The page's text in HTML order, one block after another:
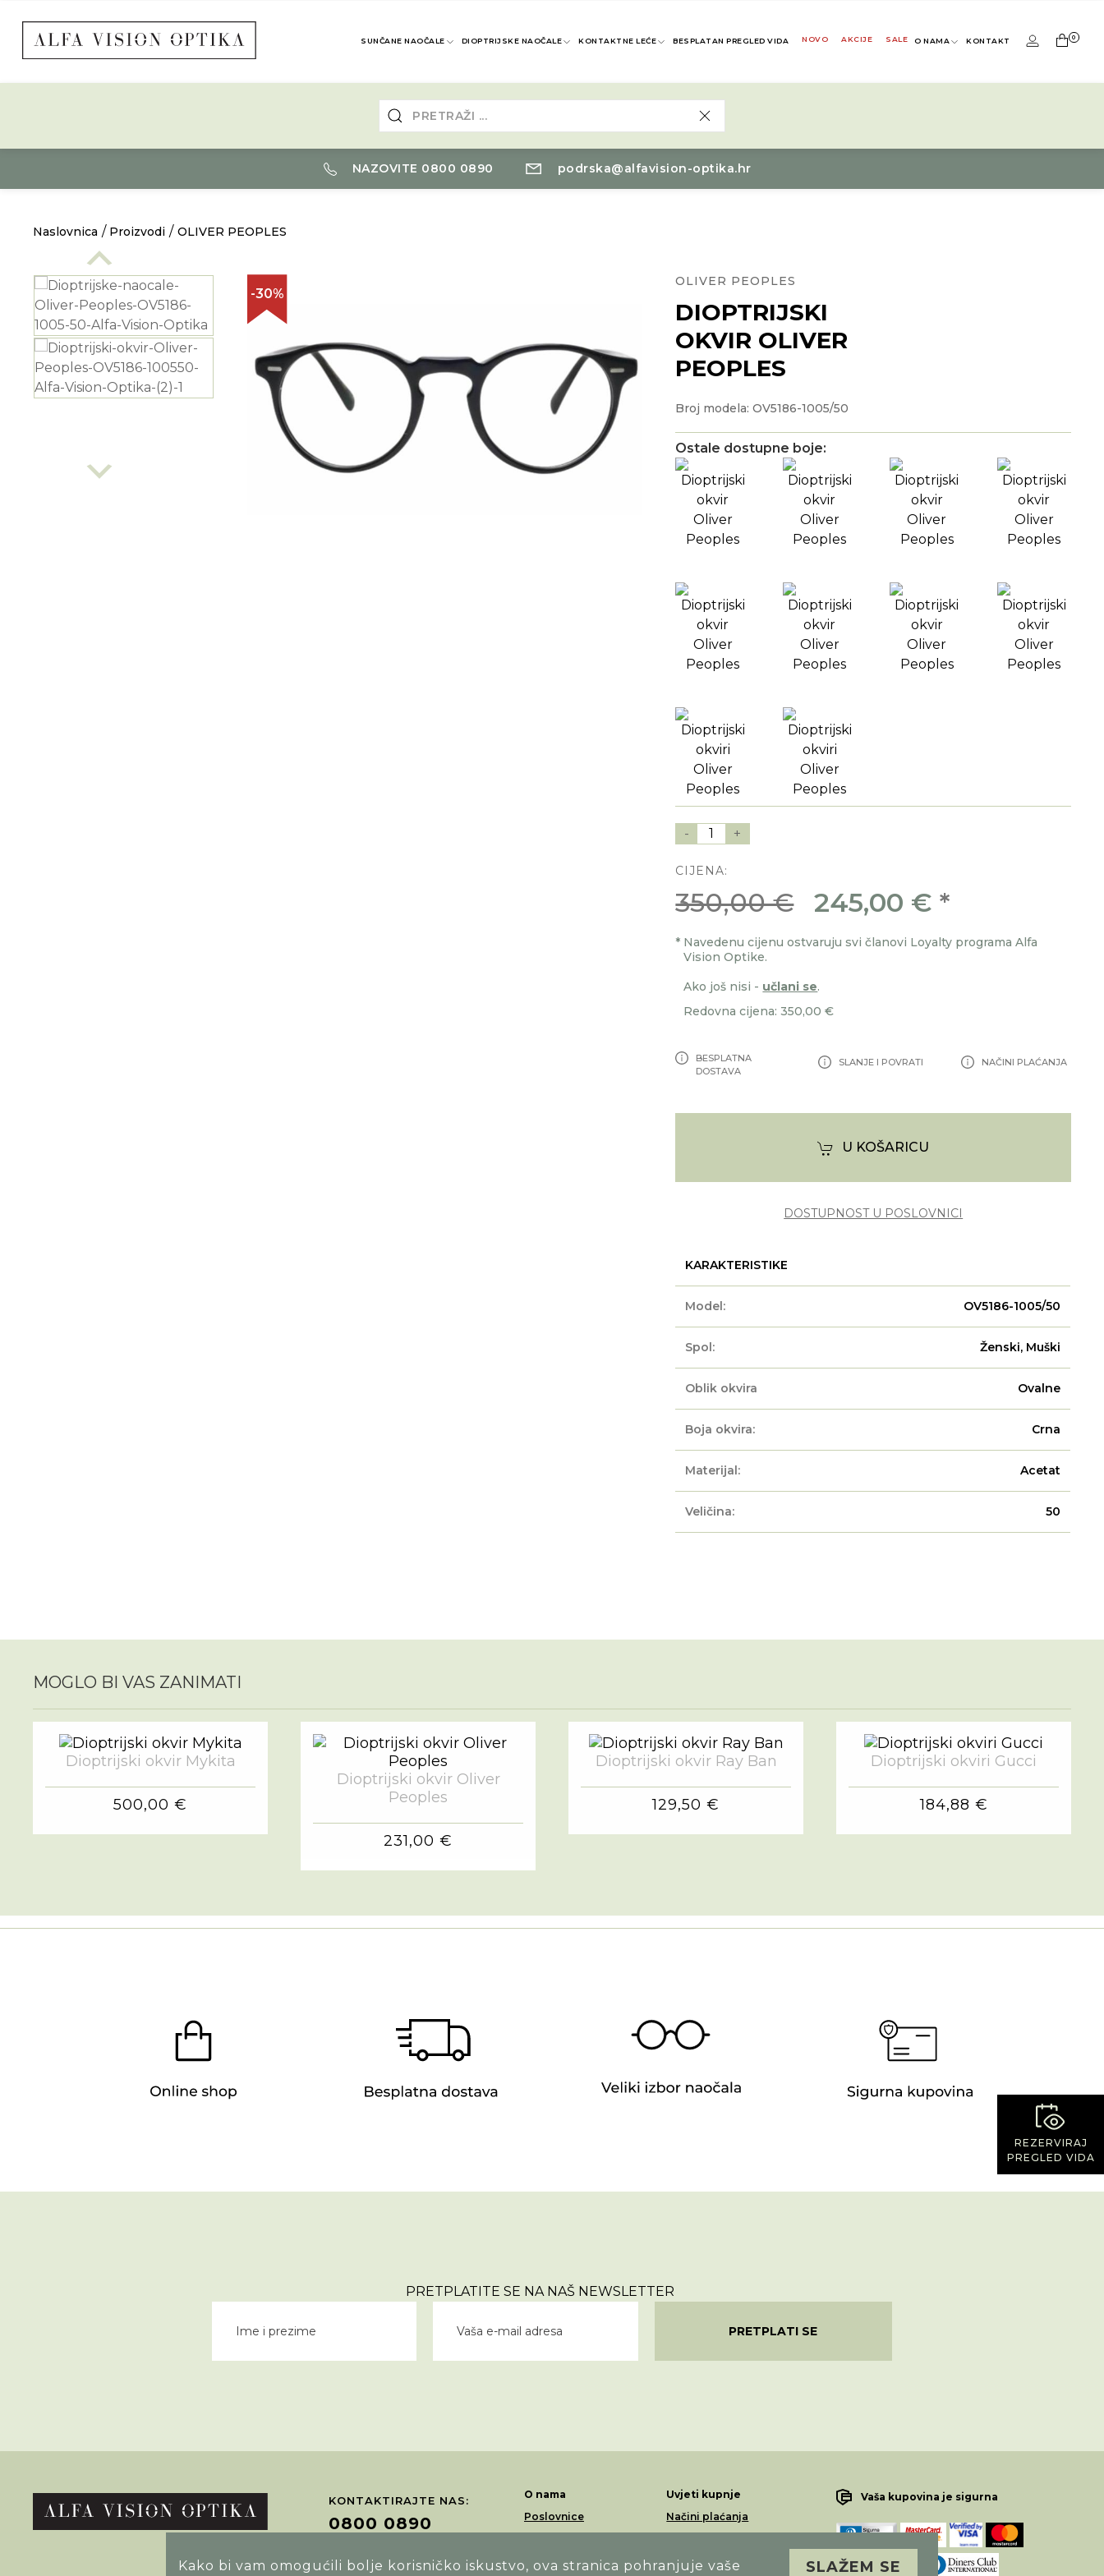
Kako bi vam omogućili bolje korisničko iskustvo, ova stranica pohranjuje vaše SLAŽEM SE
SUNČANE NAOČALE DIOPTRIJSKE NAOČALE KONTAKTNE LEĆE BESPLATAN PREGLED VIDA NOVO AKCIJE SALE O NAMA KONTAKT 0
NAZOVITE 0800 0890 podrska@alfavision-optika.hr
REZERVIRAJ
PREGLED VIDA
Naslovnica Proizvodi OLIVER PEOPLES
-30%
OLIVER PEOPLES
DIOPTRIJSKI
OKVIR OLIVER
PEOPLES
Broj modela: OV5186-1005/50
Ostale dostupne boje:
- 1 +
CIJENA:
350,00 € 245,00 € *
* Navedenu cijenu ostvaruju svi članovi Loyalty programa Alfa
Vision Optike.
Ako još nisi - učlani se.
Redovna cijena: 350,00 €
BESPLATNA
DOSTAVA
SLANJE I POVRATI NAČINI PLAĆANJA
U KOŠARICU
DOSTUPNOST U POSLOVNICI
KARAKTERISTIKE
Model: OV5186-1005/50
Spol: Ženski, Muški
Oblik okvira Ovalne
Boja okvira: Crna
Materijal: Acetat
Veličina: 50
MOGLO BI VAS ZANIMATI
Dioptrijski okvir Mykita
500,00 €
Dioptrijski okvir Oliver
Peoples
231,00 €
Dioptrijski okvir Ray Ban
129,50 €
Dioptrijski okviri Gucci
184,88 €
PRETPLATITE SE NA NAŠ NEWSLETTER
PRETPLATI SE
KONTAKTIRAJTE NAS:
0800 0890
POTRAŽITE NAS NA:
O nama
Poslovnice
Loyalty program
Uvjeti kupnje
Načini plaćanja
Povrati i reklamacije
Vaša kupovina je sigurna